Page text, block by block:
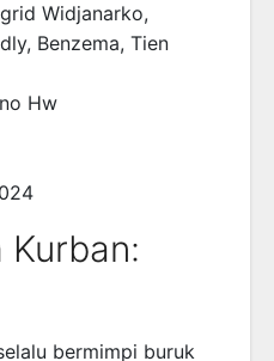
Widjanarko,
Benzema, Tien
Hw
Kurban:
bermimpi buruk